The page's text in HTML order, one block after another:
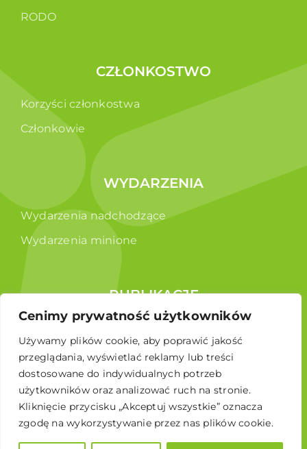
Cenimy prywatność użytkowników
Używamy plików cookie, aby poprawić jakość
przeglądania, wyświetlać reklamy lub treści
dostosowane do indywidualnych potrzeb
użytkowników oraz analizować ruch na stronie.
Kliknięcie przycisku „Akceptuj wszystkie” oznacza
zgodę na wykorzystywanie przez nas plików cookie.
RODO
CZŁONKOSTWO
Korzyści członkostwa
Członkowie
WYDARZENIA
Wydarzenia nadchodzące
Wydarzenia minione
PUBLIKACJE
Broszura edukacyjna